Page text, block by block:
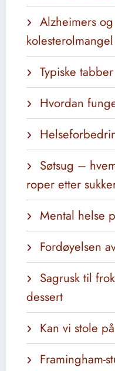
Alzheimers
Typiske
Hvordan
Søtsug –
roper etter
Mental helse
Fordøyelsen
Sagrusk til
dessert
Kan vi stole
Framingham-